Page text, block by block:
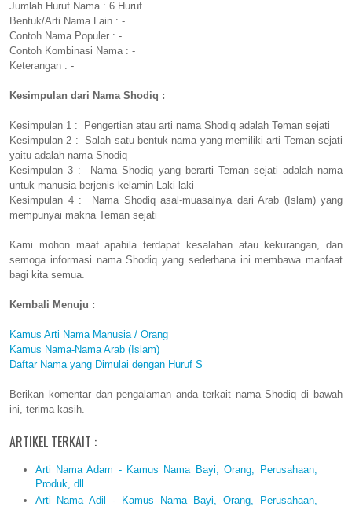
Jumlah Huruf Nama : 6 Huruf
Bentuk/Arti Nama Lain : -
Contoh Nama Populer : -
Contoh Kombinasi Nama : -
Keterangan : -
Kesimpulan dari Nama Shodiq :
Kesimpulan 1 : Pengertian atau arti nama Shodiq adalah Teman sejati
Kesimpulan 2 : Salah satu bentuk nama yang memiliki arti Teman sejati
yaitu adalah nama Shodiq
Kesimpulan 3 : Nama Shodiq yang berarti Teman sejati adalah nama
untuk manusia berjenis kelamin Laki-laki
Kesimpulan 4 : Nama Shodiq asal-muasalnya dari Arab (Islam) yang
mempunyai makna Teman sejati
Kami mohon maaf apabila terdapat kesalahan atau kekurangan, dan
semoga informasi nama Shodiq yang sederhana ini membawa manfaat
bagi kita semua.
Kembali Menuju :
Kamus Arti Nama Manusia / Orang
Kamus Nama-Nama Arab (Islam)
Daftar Nama yang Dimulai dengan Huruf S
Berikan komentar dan pengalaman anda terkait nama Shodiq di bawah
ini, terima kasih.
ARTIKEL TERKAIT :
Arti Nama Adam - Kamus Nama Bayi, Orang, Perusahaan,
Produk, dll
Arti Nama Adil - Kamus Nama Bayi, Orang, Perusahaan,